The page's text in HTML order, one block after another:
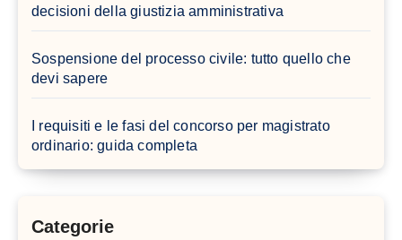
decisioni della giustizia amministrativa
Sospensione del processo civile: tutto quello che
devi sapere
I requisiti e le fasi del concorso per magistrato
ordinario: guida completa
Categorie